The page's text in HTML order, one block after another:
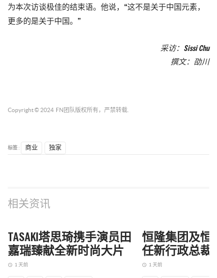
为本次访谈极佳的结束语。他说，“这不是关于中国元素，
更多的是关于中国。”
采访：Sissi Chu
撰文：劭川
Copyright © 2024 FN团队 版权所有，严禁转载.
标签 : 商业 独家
相关资讯
TASAKI塔思琦携手演员田
嘉瑞臻献全新时尚大片
access_time 1 天前
恒隆集团及恒
任新行政总裁
access_time 1 天前